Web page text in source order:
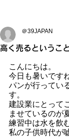
高く売るということ
＠39JAPAN
こんにちは。
今日も暑いです
パンが行ってい
す。
建設業にとって
ませているのが
練習中は水を飲
私の子供時代が